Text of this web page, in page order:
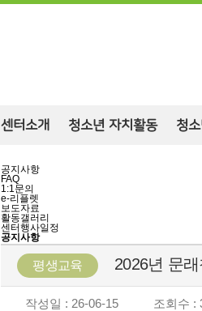
센터소개 청소년 자치활동 청
공지사항
FAQ
1:1문의
e-리플렛
보도자료
활동갤러리
센터행사일정
공지사항
평생교육 2026년 문
작성일 : 26-06-15 조회수 :